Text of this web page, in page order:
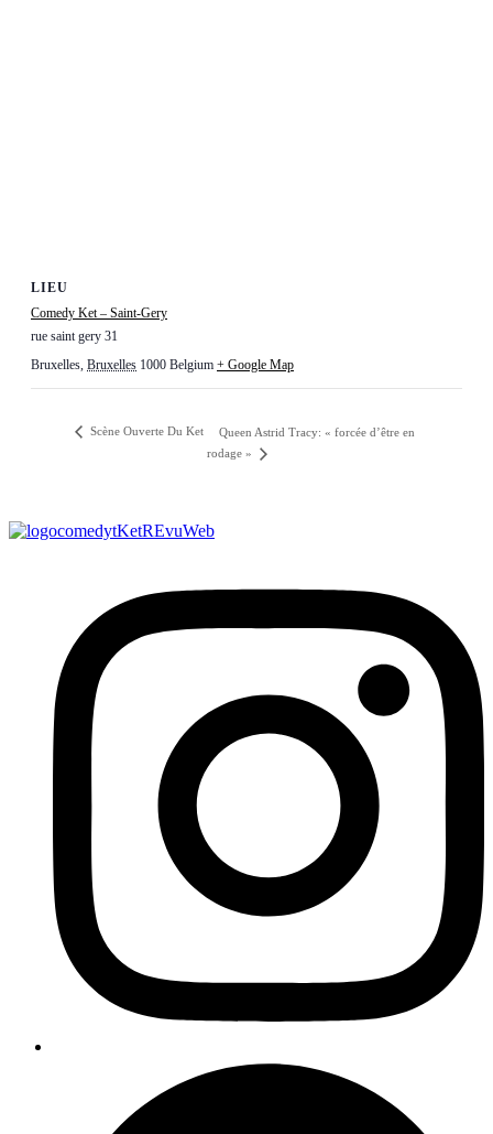
LIEU
Comedy Ket – Saint-Gery
rue saint gery 31
Bruxelles, Bruxelles 1000 Belgium + Google Map
Scène Ouverte Du Ket
Queen Astrid Tracy: « forcée d’être en
rodage »